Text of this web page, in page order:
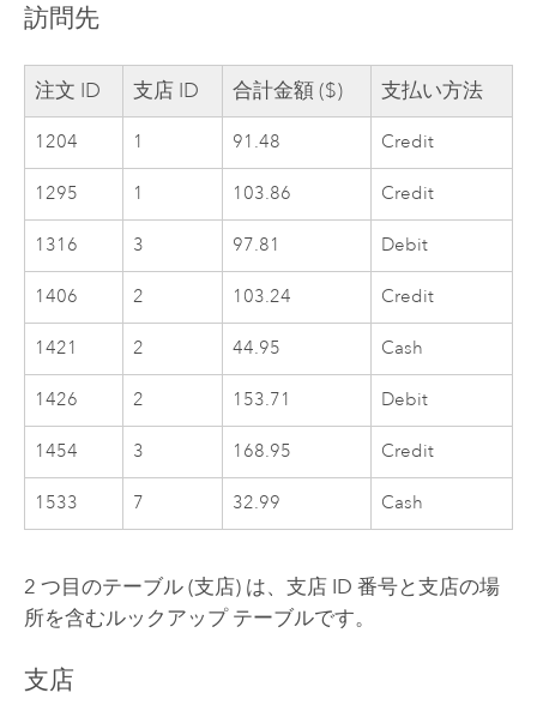
訪問先
注文 ID 支店 ID 合計金額 ($) 支払い方法
1204 1 91.48 Credit
1295 1 103.86 Credit
1316 3 97.81 Debit
1406 2 103.24 Credit
1421 2 44.95 Cash
1426 2 153.71 Debit
1454 3 168.95 Credit
1533 7 32.99 Cash
2 つ目のテーブル (支店) は、支店 ID 番号と支店の場
所を含むルックアップ テーブルです。
支店